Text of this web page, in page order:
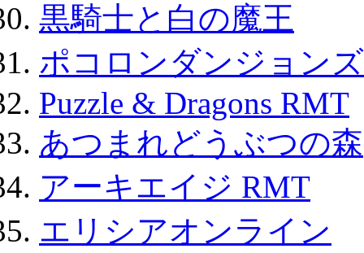
黒騎士と白の魔王
ポコロンダンジョン
Puzzle & Dragons RMT
あつまれどうぶつの森
アーキエイジ RMT
エリシアオンライン